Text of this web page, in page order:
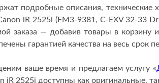
подробные описания, технические
iR 2525i (FM3-9381, C-EXV 32-33
заказа — добавив товары в корзину
гарантией качества на весь срок
ваше время и предлагаем услугу «
iR 2525i доступны как оригинальные,